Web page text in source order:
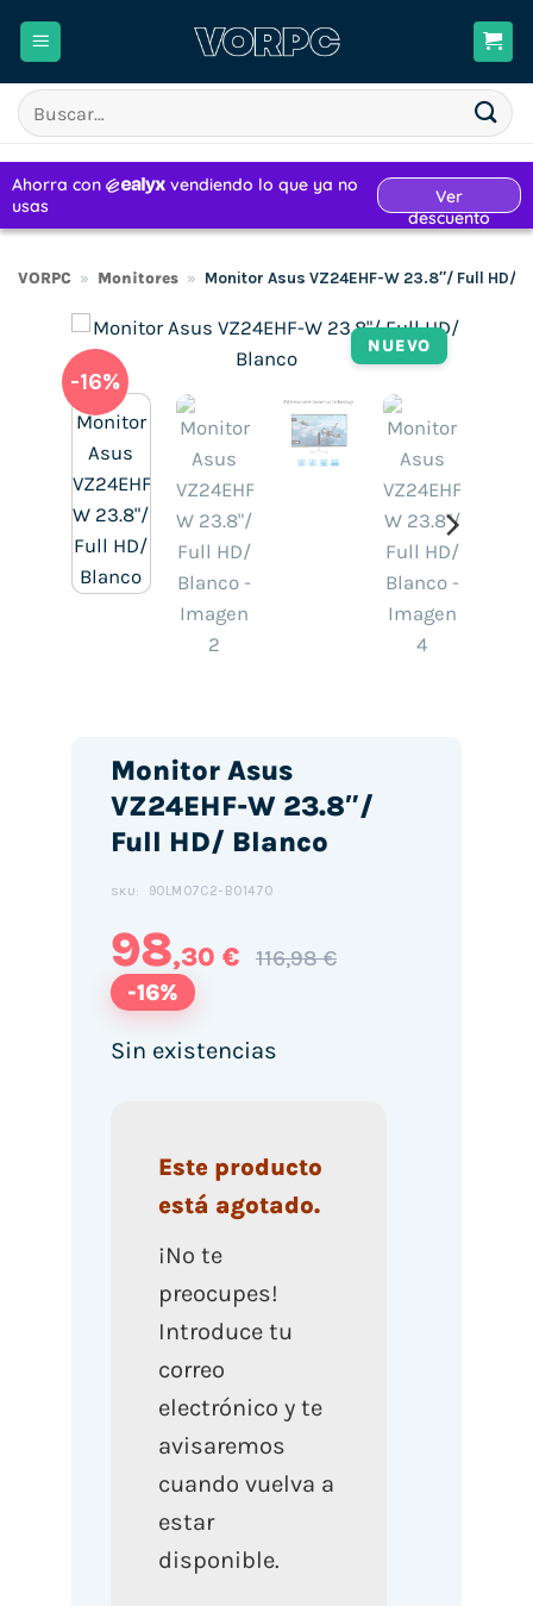
Buscar
por:
VORPC » Monitores » Monitor Asus VZ24EHF-W 23.8″/ Full HD/
NUEVO
-16%
Monitor Asus
VZ24EHF-W 23.8″/
Full HD/ Blanco
SKU: 90LM07C2-B01470
98,30 € 116,98 €
-16%
Sin existencias
Este producto
está agotado.
¡No te
preocupes!
Introduce tu
correo
electrónico y te
avisaremos
cuando vuelva a
estar
disponible.